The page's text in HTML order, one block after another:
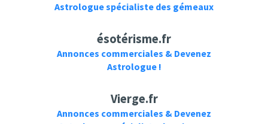
Astrologue spécialiste des gémeaux
ésotérisme.fr
Annonces commerciales & Devenez
Astrologue !
Vierge.fr
Annonces commerciales & Devenez